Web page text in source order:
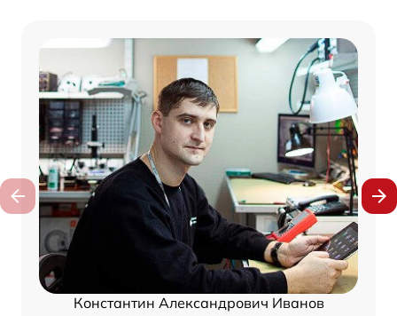
Константин Александрович Иванов